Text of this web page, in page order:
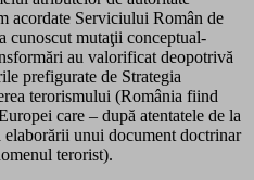
acordate Serviciului Român de
cunoscut mutaţii conceptual-
au valorificat deopotrivă
prefigurate de Strategia
terorismului (România fiind
care – după atentatele de la
unui document doctrinar
terorist).